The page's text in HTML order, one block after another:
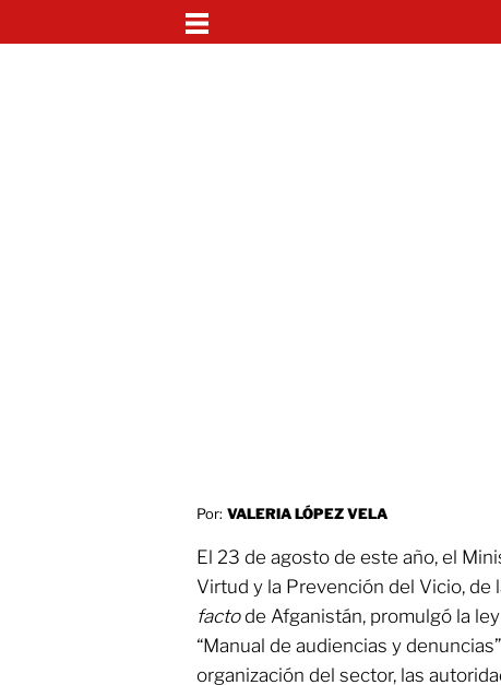
Por: VALERIA LÓPEZ VELA
El 23 de agosto de este año, el
Virtud y la Prevención del Vicio, de
factode Afganistán, promulgó la
“Manual de audiencias y
organización del sector, las